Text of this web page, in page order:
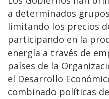
a determinados
limitando los precios
participando en la
energía a través de
países de la
el Desarrollo
combinado políticas